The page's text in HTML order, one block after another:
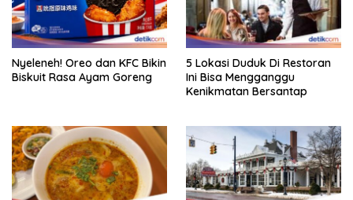
Nyeleneh! Oreo dan KFC Bikin
Biskuit Rasa Ayam Goreng
5 Lokasi Duduk Di Restoran
Ini Bisa Mengganggu
Kenikmatan Bersantap